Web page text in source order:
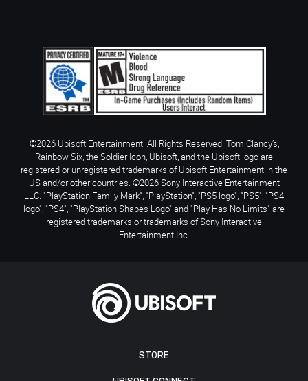
STORE
©2026 Ubisoft Entertainment. All Rights Reserved. Tom Clancy’s,
Rainbow Six, the Soldier Icon, Ubisoft, and the Ubisoft logo are
registered or unregistered trademarks of Ubisoft Entertainment in the
US and/or other countries. ©2026 Sony Interactive Entertainment
LLC. "PlayStation Family Mark", "PlayStation", "PS5 logo", "PS5", "PS4
logo", "PS4", "PlayStation Shapes Logo" and "Play Has No Limits" are
registered trademarks or trademarks of Sony Interactive
Entertainment Inc.